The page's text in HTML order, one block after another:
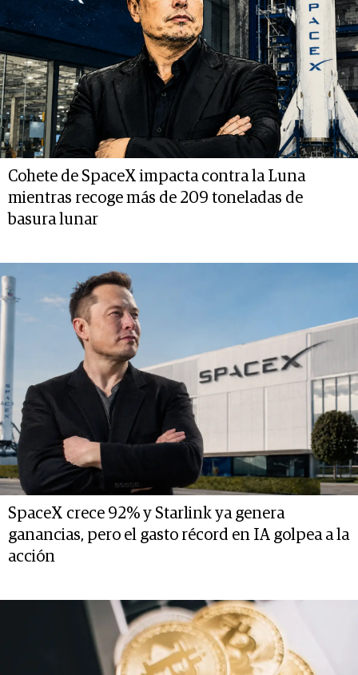
Cohete de SpaceX impacta contra la Luna
mientras recoge más de 209 toneladas de
basura lunar
SpaceX crece 92% y Starlink ya genera
ganancias, pero el gasto récord en IA golpea a la
acción